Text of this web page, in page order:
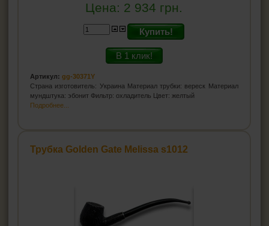
Цена: 2 934 грн.
Купить!
В 1 клик!
Артикул: gg-30371Y
Страна изготовитель: Украина Материал трубки: вереск Материал
мундштука: эбонит Фильтр: охладитель Цвет: желтый
Подробнее...
Трубка Golden Gate Melissa s1012